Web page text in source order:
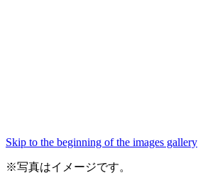
Skip to the beginning of the images gallery
※写真はイメージです。